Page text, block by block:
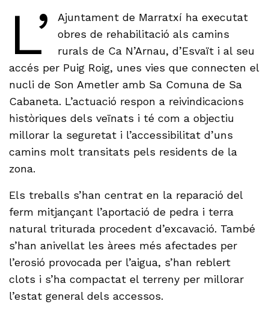
L’
Ajuntament de Marratxí ha executat
obres de rehabilitació als camins
rurals de Ca N’Arnau, d’Esvaït i al seu
accés per Puig Roig, unes vies que connecten el
nucli de Son Ametler amb Sa Comuna de Sa
Cabaneta. L’actuació respon a reivindicacions
històriques dels veïnats i té com a objectiu
millorar la seguretat i l’accessibilitat d’uns
camins molt transitats pels residents de la
zona.
Els treballs s’han centrat en la reparació del
ferm mitjançant l’aportació de pedra i terra
natural triturada procedent d’excavació. També
s’han anivellat les àrees més afectades per
l’erosió provocada per l’aigua, s’han reblert
clots i s’ha compactat el terreny per millorar
l’estat general dels accessos.